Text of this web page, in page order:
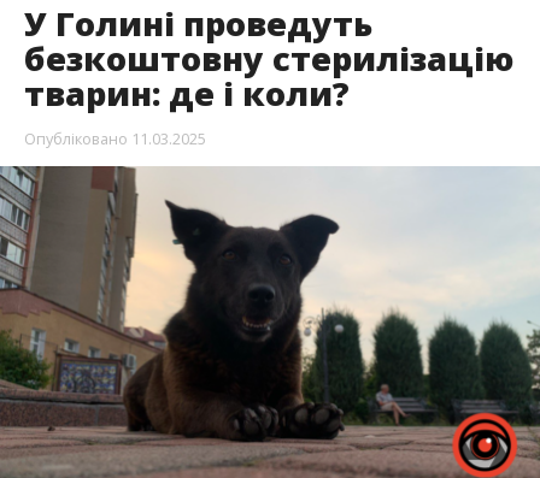
У Голині проведуть
безкоштовну стерилізацію
тварин: де і коли?
Опубліковано 11.03.2025